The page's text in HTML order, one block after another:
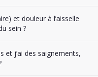
et douleur à l’aisselle
sein ?
et j’ai des saignements,